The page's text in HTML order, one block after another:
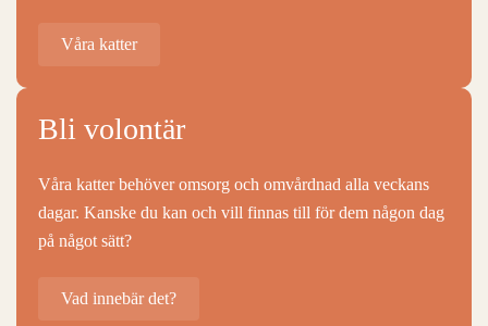
Våra katter
Bli volontär
Våra katter behöver omsorg och omvårdnad alla veckans
dagar. Kanske du kan och vill finnas till för dem någon dag
på något sätt?
Vad innebär det?